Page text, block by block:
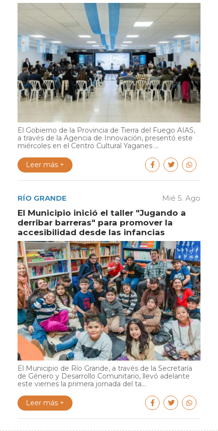
El Gobierno de la Provincia de Tierra del Fuego AIAS,
a través de la Agencia de Innovación, presentó este
miércoles en el Centro Cultural Yaganes ...
Leer más +
RÍO GRANDE Mié 5. Ago
El Municipio inició el taller "Jugando a
derribar barreras" para promover la
accesibilidad desde las infancias
El Municipio de Río Grande, a través de la Secretaría
de Género y Desarrollo Comunitario, llevó adelante
este viernes la primera jornada del ta...
Leer más +